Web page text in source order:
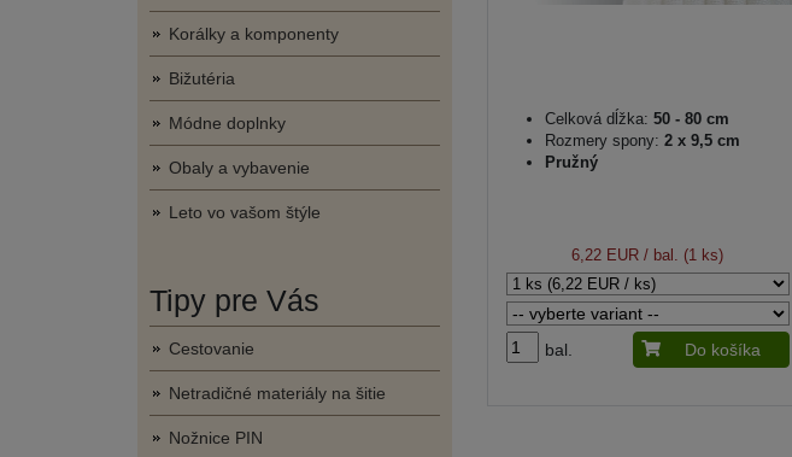
Korálky a komponenty
Bižutéria
Módne doplnky
Obaly a vybavenie
Leto vo vašom štýle
Tipy pre Vás
Cestovanie
Netradičné materiály na šitie
Nožnice PIN
Celková dĺžka: 50 - 80 cm
Rozmery spony: 2 x 9,5 cm
Pružný
6,22 EUR / bal. (1 ks)
bal. Do košíka